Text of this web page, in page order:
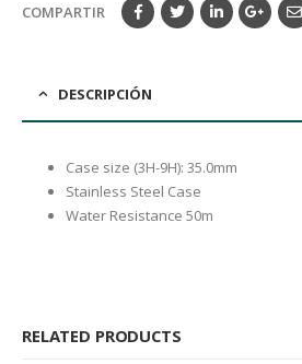
COMPARTIR
DESCRIPCIÓN
Case size (3H-9H): 35.0mm
Stainless Steel Case
Water Resistance 50m
RELATED PRODUCTS